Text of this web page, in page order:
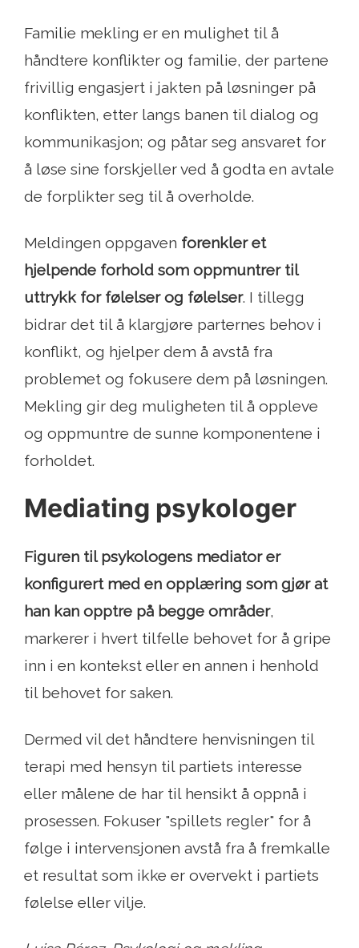
Familie mekling er en mulighet til å
håndtere konflikter og familie, der partene
frivillig engasjert i jakten på løsninger på
konflikten, etter langs banen til dialog og
kommunikasjon; og påtar seg ansvaret for
å løse sine forskjeller ved å godta en avtale
de forplikter seg til å overholde.
Meldingen oppgaven forenkler et
hjelpende forhold som oppmuntrer til
uttrykk for følelser og følelser. I tillegg
bidrar det til å klargjøre parternes behov i
konflikt, og hjelper dem å avstå fra
problemet og fokusere dem på løsningen.
Mekling gir deg muligheten til å oppleve
og oppmuntre de sunne komponentene i
forholdet.
Mediating psykologer
Figuren til psykologens mediator er
konfigurert med en opplæring som gjør at
han kan opptre på begge områder,
markerer i hvert tilfelle behovet for å gripe
inn i en kontekst eller en annen i henhold
til behovet for saken.
Dermed vil det håndtere henvisningen til
terapi med hensyn til partiets interesse
eller målene de har til hensikt å oppnå i
prosessen. Fokuser "spillets regler" for å
følge i intervensjonen avstå fra å fremkalle
et resultat som ikke er overvekt i partiets
følelse eller vilje.